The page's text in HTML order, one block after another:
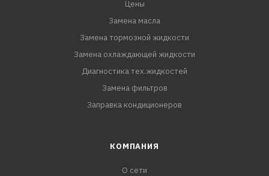
Цены
Замена масла
Замена тормозной жидкости
Замена охлаждающей жидкости
Диагностика тех.жидкостей
Замена фильтров
Заправка кондиционеров
КОМПАНИЯ
О сети